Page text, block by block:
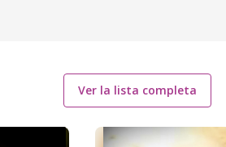
Ver la lista completa